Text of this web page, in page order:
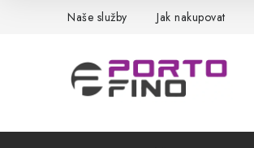
Naše služby Jak nakupovat